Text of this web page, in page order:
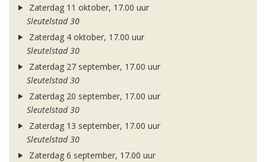
Zaterdag 11 oktober, 17.00 uur
Sleutelstad 30
Zaterdag 4 oktober, 17.00 uur
Sleutelstad 30
Zaterdag 27 september, 17.00 uur
Sleutelstad 30
Zaterdag 20 september, 17.00 uur
Sleutelstad 30
Zaterdag 13 september, 17.00 uur
Sleutelstad 30
Zaterdag 6 september, 17.00 uur